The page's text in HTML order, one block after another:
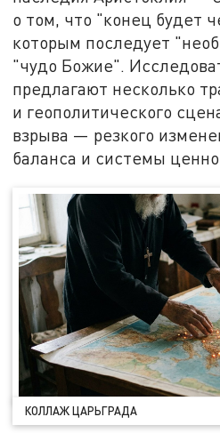
о том, что "конец будет
которым последует
"чудо Божие".
предлагают несколько
и геополитического
взрыва — резкого
баланса и системы
КОЛЛАЖ ЦАРЬГРАДА